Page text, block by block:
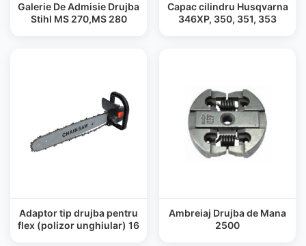
Galerie De Admisie Drujba
Stihl MS 270,MS 280
Capac cilindru Husqvarna
346XP, 350, 351, 353
Adaptor tip drujba pentru
flex (polizor unghiular) 16
Ambreiaj Drujba de Mana
2500